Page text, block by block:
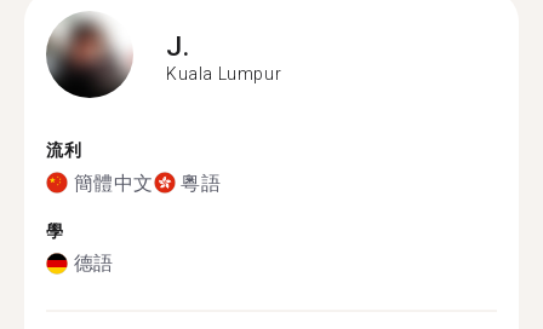
J.
Kuala Lumpur
流利
簡體中文 粵語
學
德語